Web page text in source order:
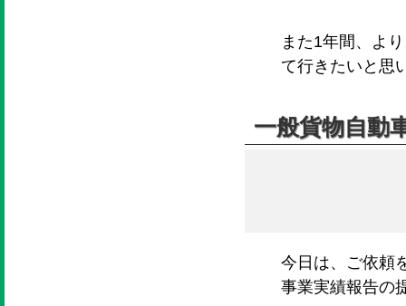
また1年間、よ
て行きたいと思
一般貨物自動
今日は、ご依頼
事業実績報告の